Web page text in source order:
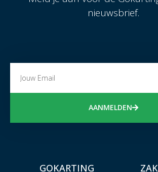
nieuwsbrief.
AANMELDEN
GOKARTING